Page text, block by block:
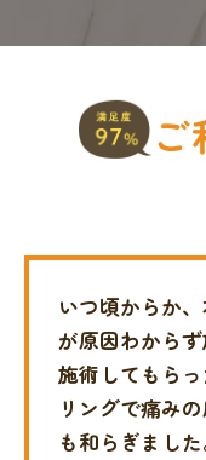
いつ頃からか
が原因わからず
施術してもら
リングで痛み
も和らぎました